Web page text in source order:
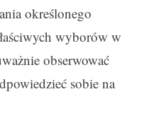
określonego
wyborów w
obserwować
sobie na